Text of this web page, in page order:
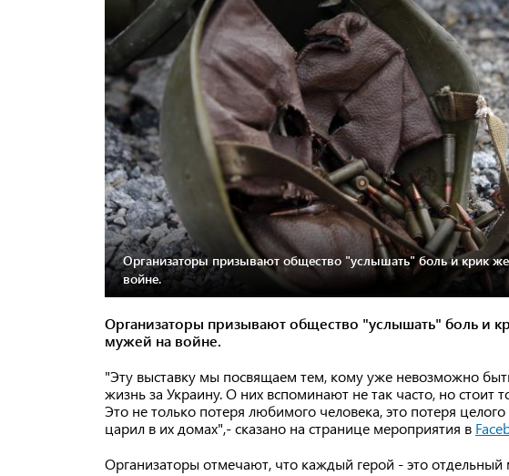
Организаторы призывают общество "услышать" боль и крик
войне.
Организаторы призывают общество "услышать" боль и
мужей на войне.
"Эту выставку мы посвящаем тем, кому уже невозможно
жизнь за Украину. О них вспоминают не так часто, но стоит
Это не только потеря любимого человека, это потеря
царил в их домах",- сказано на странице мероприятия в
Организаторы отмечают, что каждый герой - это отдельный